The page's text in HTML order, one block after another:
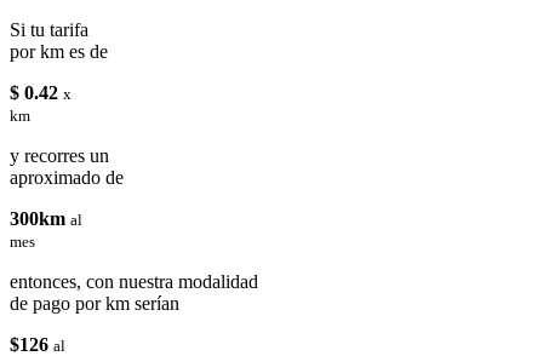
Si tu tarifa
por km es de
$ 0.42 x
km
y recorres un
aproximado de
300km al
mes
entonces, con nuestra modalidad
de pago por km serían
$126 al